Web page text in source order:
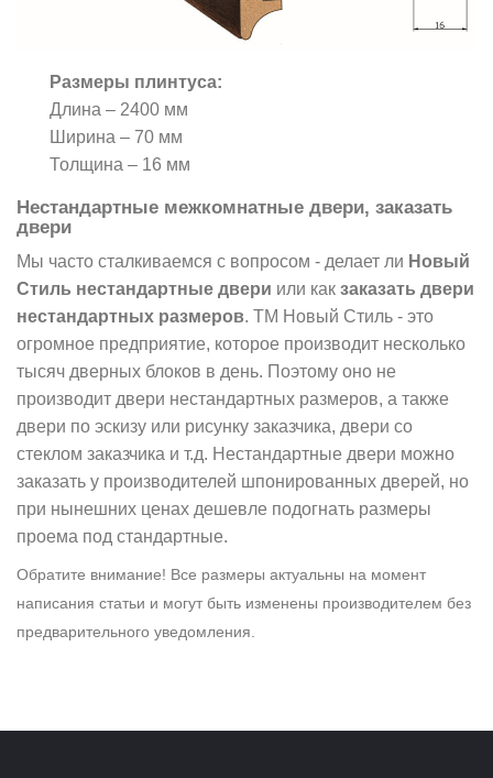
Размеры плинтуса:
Длина – 2400 мм
Ширина – 70 мм
Толщина – 16 мм
Нестандартные межкомнатные двери, заказать
двери
Мы часто сталкиваемся с вопросом - делает ли Новый
Стиль нестандартные двери или как заказать двери
нестандартных размеров. ТМ Новый Стиль - это
огромное предприятие, которое производит несколько
тысяч дверных блоков в день. Поэтому оно не
производит двери нестандартных размеров, а также
двери по эскизу или рисунку заказчика, двери со
стеклом заказчика и т.д. Нестандартные двери можно
заказать у производителей шпонированных дверей, но
при нынешних ценах дешевле подогнать размеры
проема под стандартные.
Обратите внимание! Все размеры актуальны на момент
написания статьи и могут быть изменены производителем без
предварительного уведомления.